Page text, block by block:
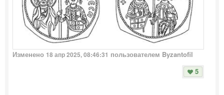
Изменено 18 апр 2025, 08:46:31 пользователем Byzantofil
5